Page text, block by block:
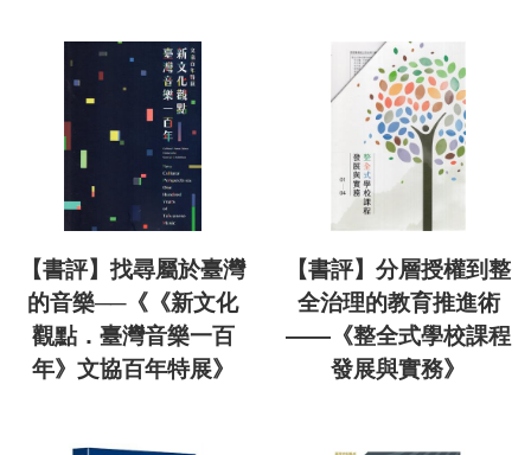
【書評】找尋屬於臺灣
的音樂──《《新文化
觀點．臺灣音樂一百
年》文協百年特展》
【書評】分層授權到整
全治理的教育推進術
——《整全式學校課程
發展與實務》